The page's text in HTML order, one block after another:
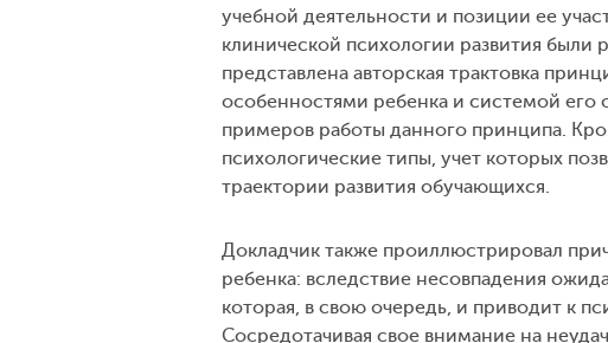
учебной деятельности и позиции ее
клинической психологии развития
представлена авторская трактовка
особенностями ребенка и системой
примеров работы данного принципа.
психологические типы, учет которых
траектории развития обучающихся.
Докладчик также проиллюстрировал
ребенка: вследствие несовпадения
которая, в свою очередь, и приводит к
Сосредотачивая свое внимание на